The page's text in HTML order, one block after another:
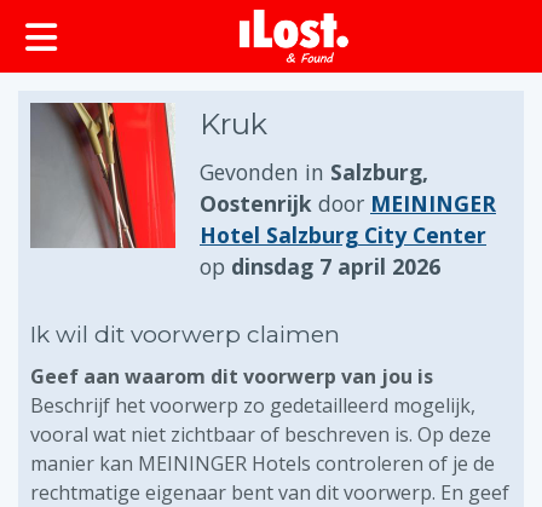
Kruk
Gevonden in Salzburg,
Oostenrijk door MEININGER
Hotel Salzburg City Center
op dinsdag 7 april 2026
Ik wil dit voorwerp claimen
Geef aan waarom dit voorwerp van jou is
Beschrijf het voorwerp zo gedetailleerd mogelijk,
vooral wat niet zichtbaar of beschreven is. Op deze
manier kan MEININGER Hotels controleren of je de
rechtmatige eigenaar bent van dit voorwerp. En geef